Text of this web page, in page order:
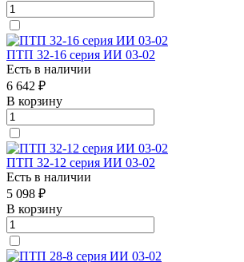
ПТП 32-16 серия ИИ 03-02
Есть в наличии
6 642 ₽
В корзину
ПТП 32-12 серия ИИ 03-02
Есть в наличии
5 098 ₽
В корзину